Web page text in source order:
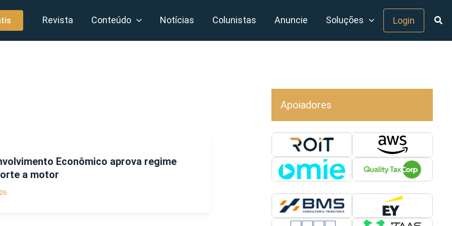
Revista Conteúdo Notícias Colunistas Anuncie Soluções Login
Econômico aprova regime
a motor
Apoiadores